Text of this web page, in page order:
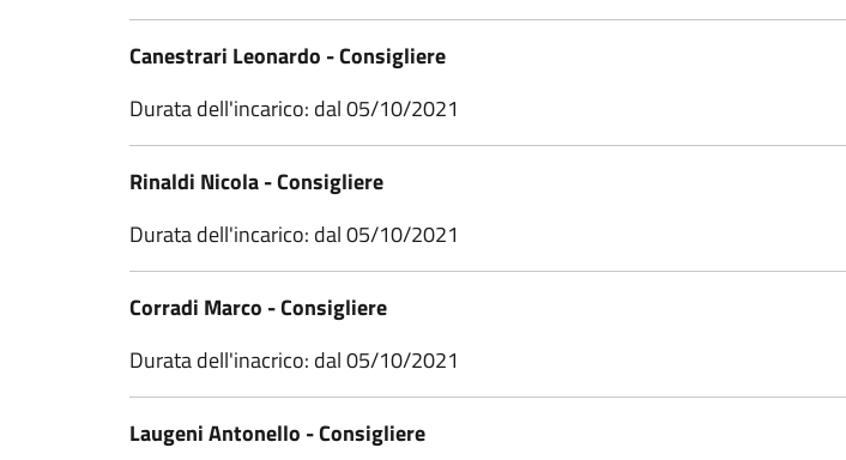
Canestrari Leonardo - Consigliere
Durata dell'incarico: dal 05/10/2021
Rinaldi Nicola - Consigliere
Durata dell'incarico: dal 05/10/2021
Corradi Marco - Consigliere
Durata dell'inacrico: dal 05/10/2021
Laugeni Antonello - Consigliere